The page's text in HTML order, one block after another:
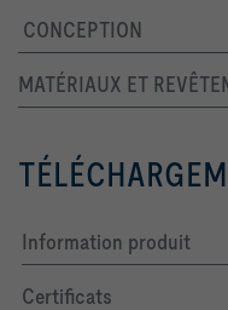
CONCEPTION
​MATÉRIAUX ET
Information produit
Certificats